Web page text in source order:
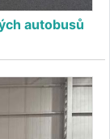
autobusů